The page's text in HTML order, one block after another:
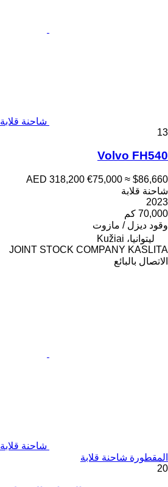
شاحنة قلابة Volvo FH540
13
Volvo FH540
AED 318,200 €75,000 ≈ $86,660
شاحنة قلابة
2023
70,000 كم
وقود ديزل / مازوت
ليتوانيا، Kužiai
JOINT STOCK COMPANY KASLITA
الاتصال بالبائع
المقطورة شاحنة قلابة
20